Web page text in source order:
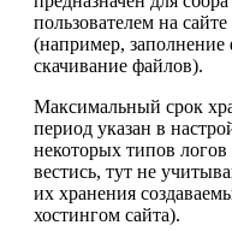
пользователем на
(например, заполнение
скачивание файлов).
Максимальный срок
период указан в
некоторых типов
вестись, тут не
их хранения
хостингом сайта).